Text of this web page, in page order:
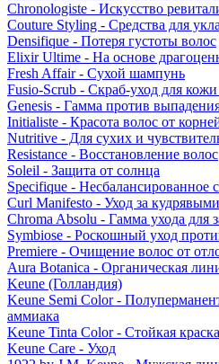
Chronologiste - Искусство
Couture Styling - Средства для
Densifique - Потеря густоты волос
Elixir Ultime - На основе
Fresh Affair - Сухой шампунь
Fusio-Scrub - Скраб-уход для
Genesis - Гамма против
Initialiste - Красота волос от
Nutritive - Для сухих и
Resistance - Восстановление волос
Soleil - Защита от солнца
Specifique - Несбалансированное
Curl Manifesto - Уход за
Chroma Absolu - Гамма ухода
Symbiose - Роскошный уход
Premiere - Очищение волос от
Aura Botanica - Органическая
Keune (Голландия)
Keune Semi Color -
аммиака
Keune Tinta Color - Стойкая
Keune Care - Уход